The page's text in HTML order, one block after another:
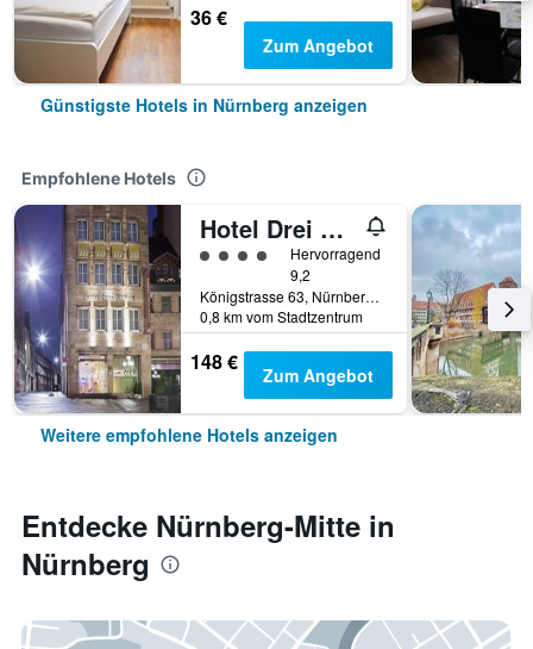
36 €
Zum Angebot
Günstigste Hotels in Nürnberg anzeigen
Empfohlene Hotels
Hotel Drei Raben
Bewertungskategorie 4
Hervorragend
9,2
Königstrasse 63, Nürnberg, Bayern, Deutschland
0,8 km vom Stadtzentrum
148 € Zum Angebot
Weitere empfohlene Hotels anzeigen
Entdecke Nürnberg-Mitte in
Nürnberg